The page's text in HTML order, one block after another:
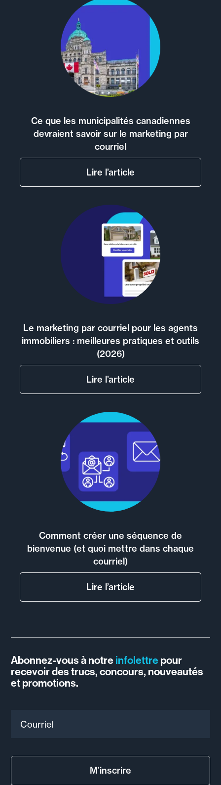
Ce que les municipalités canadiennes
devraient savoir sur le marketing par
courriel
Lire l’article
Le marketing par courriel pour les agents
immobiliers : meilleures pratiques et outils
(2026)
Lire l’article
Comment créer une séquence de
bienvenue (et quoi mettre dans chaque
courriel)
Lire l’article
Abonnez-vous à notreinfolettrepour
recevoir des trucs, concours, nouveautés
et promotions.
M’inscrire